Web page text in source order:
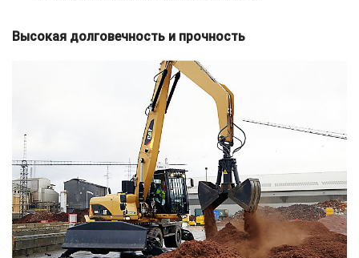
Высокая долговечность и прочность